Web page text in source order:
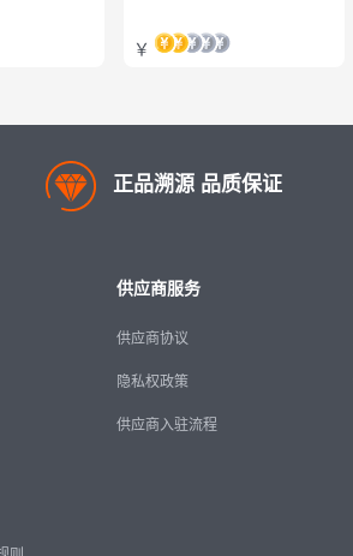
￥
正品溯源 品质保证
供应商服务
供应商协议
隐私权政策
供应商入驻流程